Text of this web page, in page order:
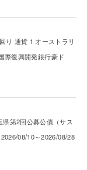
り 通貨 1 オーストラリ
際復興開発銀行豪ド
第2回公募公債（サス
08/10～2026/08/28